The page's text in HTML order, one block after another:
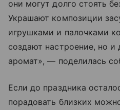
они могут долго стоять
Украшают композиции
игрушками и палочками
создают настроение, но и
аромат», — поделилась
Если до праздника
порадовать близких